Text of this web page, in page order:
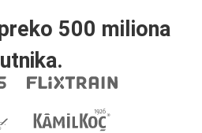
500 miliona